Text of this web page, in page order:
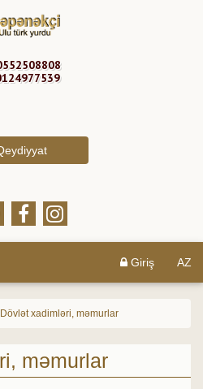
Giriş AZ
Dövlət xadimləri, məmurlar
məmurlar